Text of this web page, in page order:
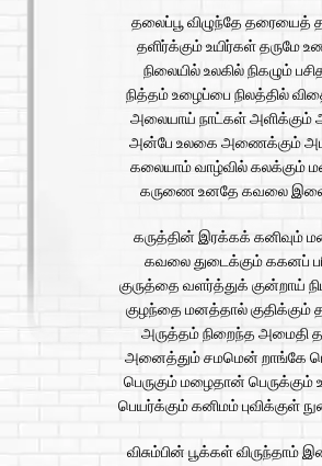
தலைப்பூ விழுந்தே தரையைத்
தளிர்க்கும் உயிர்கள் தருமே
நிலையில் உலகில் நிகழும்
நித்தம் உழைப்பை நிலத்தில்
அலையாய் நாட்கள் அளிக்கும்
அன்பே உலகை அணைக்கும்
கலையாம் வாழ்வில் கலக்கும்
கருணை உனதே கவலை
கருத்தின் இரக்கக் கனிவும்
கவலை துடைக்கும் ககனப்
குருத்தை வளர்த்துக் குன்றாய்
குழந்தை மனத்தால் குதிக்கும்
அருத்தம் நிறைந்த அமைதி
அனைத்தும் சமமென் றாங்கே
பெருகும் மழைதான்
பெயர்க்கும் கனிமம் புவிக்குள்
விசும்பின் பூக்கள் விருந்தாம்